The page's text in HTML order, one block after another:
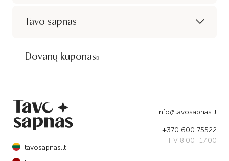
Tavo sapnas
Dovanų kuponas
info@tavosapnas.lt
+370 600 75522
I-V 8.00–17.00
tavosapnas.lt